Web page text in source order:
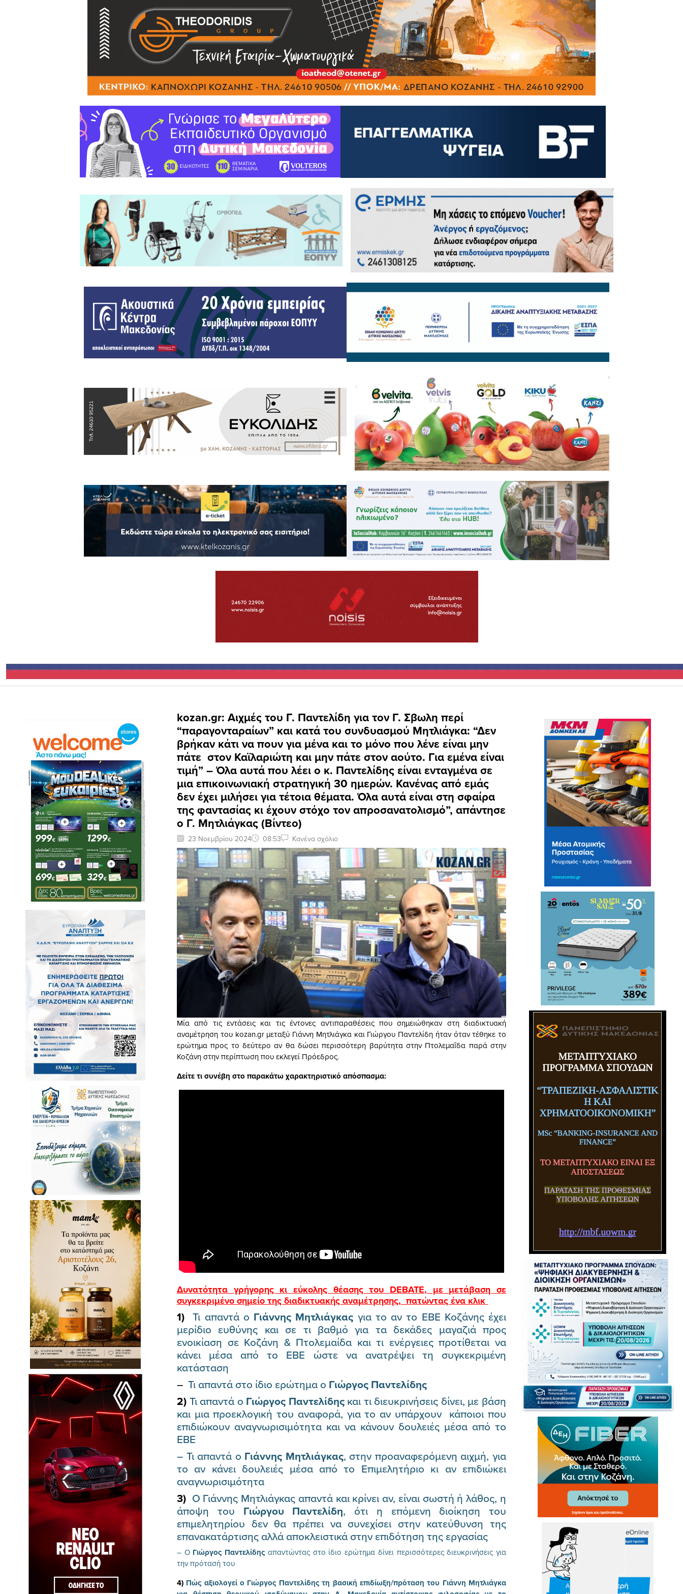
kozan.gr: Αιχμές του Γ. Παντελίδη για τον Γ. Σβωλη περί
“παραγονταραίων” και κατά του συνδυασμού Μητλιάγκα: “Δεν
βρήκαν κάτι να πουν για μένα και το μόνο που λένε είναι μην
πάτε στον Καϊλαριώτη και μην πάτε στον αούτο. Για εμένα είναι
τιμή” – Όλα αυτά που λέει ο κ. Παντελίδης είναι ενταγμένα σε
μια επικοινωνιακή στρατηγική 30 ημερών. Κανένας από εμάς
δεν έχει μιλήσει για τέτοια θέματα. Όλα αυτά είναι στη σφαίρα
της φαντασίας κι έχουν στόχο τον απροσανατολισμό”, απάντησε
ο Γ. Μητλιάγκας (Βίντεο)
23 Νοεμβρίου 2024 08:53 Κανένα σχόλιο
Μία από τις εντάσεις και τις έντονες αντιπαραθέσεις που σημειώθηκαν στη διαδικτυακή
αναμέτρηση του kozan.gr μεταξύ Γιάννη Μητλιάγκα και Γιώργου Παντελίδη ήταν όταν τέθηκε το
ερώτημα προς το δεύτερο αν θα δώσει περισσότερη βαρύτητα στην Πτολεμαΐδα παρά στην
Κοζάνη στην περίπτωση που εκλεγεί Πρόεδρος.
Δείτε τι συνέβη στο παρακάτω χαρακτηριστικό απόσπασμα:
Δυνατότητα γρήγορης κι εύκολης θέασης του DEBATE, με μετάβαση σε
συγκεκριμένο σημείο της διαδικτυακής αναμέτρησης, πατώντας ένα κλικ
1) Τι απαντά ο Γιάννης Μητλιάγκας για το αν το ΕΒΕ Κοζάνης έχει
μερίδιο ευθύνης και σε τι βαθμό για τα δεκάδες μαγαζιά προς
ενοικίαση σε Κοζάνη & Πτολεμαίδα και τι ενέργειες προτίθεται να
κάνει μέσα από το ΕΒΕ ώστε να ανατρέψει τη συγκεκριμένη
κατάσταση
– Τι απαντά στο ίδιο ερώτημα ο Γιώργος Παντελίδης
2) Τι απαντά ο Γιώργος Παντελίδηςκαι τι διευκρινήσεις δίνει, με βάση
και μια προεκλογική του αναφορά, για το αν υπάρχουν κάποιοι που
επιδιώκουν αναγνωρισιμότητα και να κάνουν δουλειές μέσα από το
ΕΒΕ
– Τι απαντά ο Γιάννης Μητλιάγκας, στην προαναφερόμενη αιχμή, για
το αν κάνει δουλειές μέσα από το Επιμελητήριο κι αν επιδιώκει
αναγνωρισιμότητα
3) Ο Γιάννης Μητλιάγκας απαντά και κρίνει αν, είναι σωστή ή λάθος, η
άποψη του Γιώργου Παντελίδη, ότι η επόμενη διοίκηση του
επιμελητηρίου δεν θα πρέπει να συνεχίσει στην κατεύθυνση της
επανακατάρτισης αλλά αποκλειστικά στην επιδότηση της εργασίας
– Ο Γιώργος Παντελίδης απαντώντας στο ίδιο ερώτημα δίνει περισσότερες διευκρινήσεις για
την πρότασή του
4) Πώς αξιολογεί ο Γιώργος Παντελίδης τη βασική επιδίωξη/πρόταση του Γιάννη Μητλιάγκα